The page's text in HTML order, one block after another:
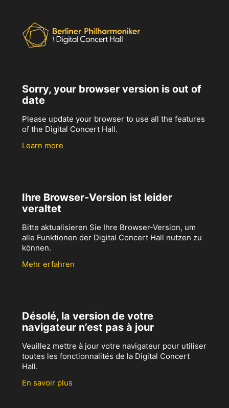
Sorry, your browser version is out of
date
Please update your browser to use all the features
of the Digital Concert Hall.
Learn more
Ihre Browser-Version ist leider
veraltet
Bitte aktualisieren Sie Ihre Browser-Version, um
alle Funktionen der Digital Concert Hall nutzen zu
können.
Mehr erfahren
Désolé, la version de votre
navigateur n’est pas à jour
Veuillez mettre à jour votre navigateur pour utiliser
toutes les fonctionnalités de la Digital Concert
Hall.
En savoir plus